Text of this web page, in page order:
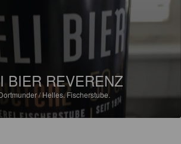
BIER REVERENZ
/ Helles.Fischerstube.